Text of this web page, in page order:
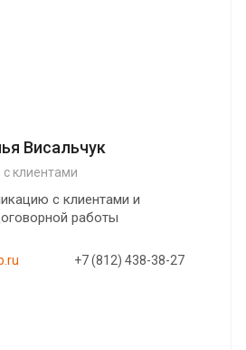
Висальчук
клиентами
с клиентами и
работы
+7 (812) 438-38-27